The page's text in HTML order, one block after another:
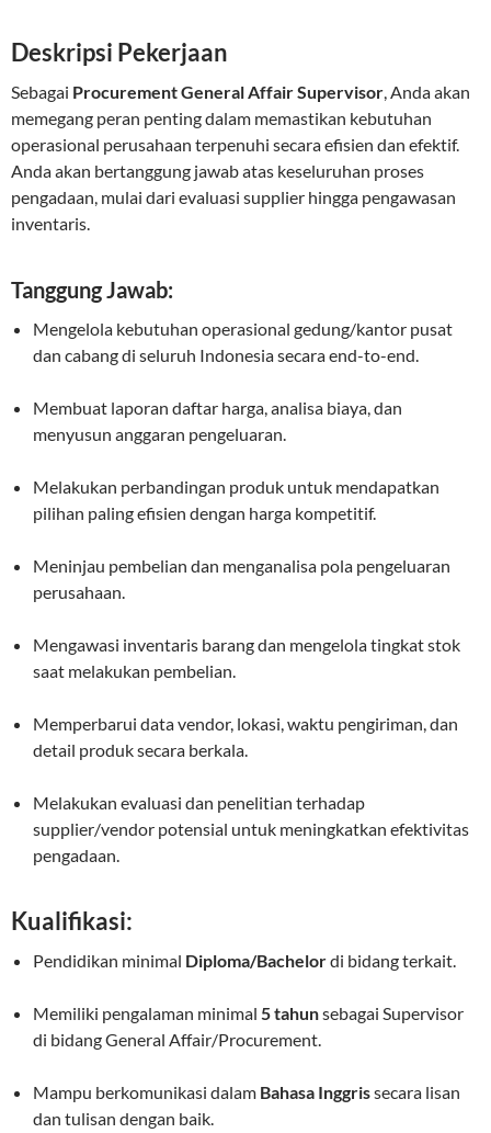
Deskripsi Pekerjaan
Sebagai Procurement General Affair Supervisor, Anda akan
memegang peran penting dalam memastikan kebutuhan
operasional perusahaan terpenuhi secara efisien dan efektif.
Anda akan bertanggung jawab atas keseluruhan proses
pengadaan, mulai dari evaluasi supplier hingga pengawasan
inventaris.
Tanggung Jawab:
Mengelola kebutuhan operasional gedung/kantor pusat
dan cabang di seluruh Indonesia secara end-to-end.
Membuat laporan daftar harga, analisa biaya, dan
menyusun anggaran pengeluaran.
Melakukan perbandingan produk untuk mendapatkan
pilihan paling efisien dengan harga kompetitif.
Meninjau pembelian dan menganalisa pola pengeluaran
perusahaan.
Mengawasi inventaris barang dan mengelola tingkat stok
saat melakukan pembelian.
Memperbarui data vendor, lokasi, waktu pengiriman, dan
detail produk secara berkala.
Melakukan evaluasi dan penelitian terhadap
supplier/vendor potensial untuk meningkatkan efektivitas
pengadaan.
Kualifikasi:
Pendidikan minimal Diploma/Bachelordi bidang terkait.
Memiliki pengalaman minimal 5 tahunsebagai Supervisor
di bidang General Affair/Procurement.
Mampu berkomunikasi dalam Bahasa Inggrissecara lisan
dan tulisan dengan baik.